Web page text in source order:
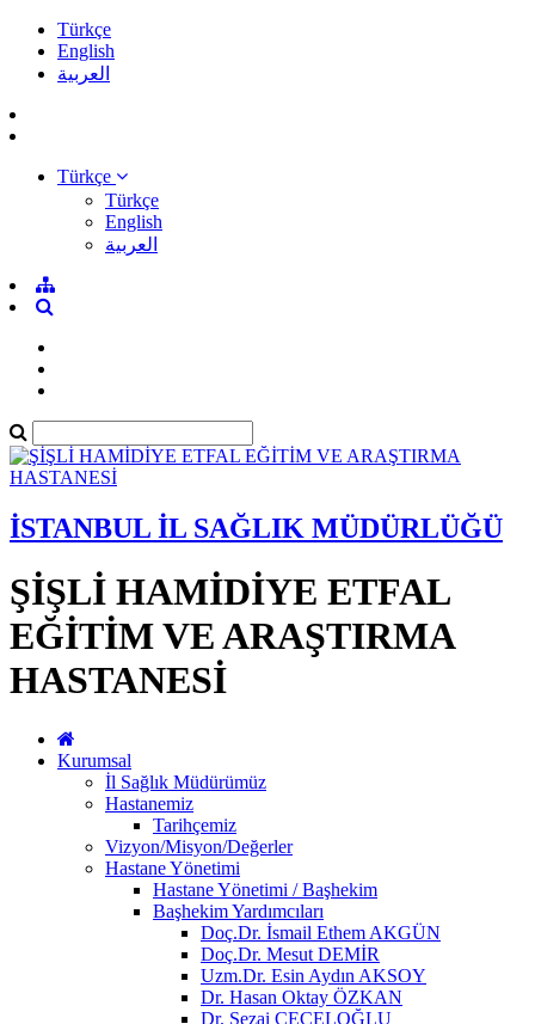
Türkçe
English
العربية
Türkçe
Türkçe
English
العربية
İSTANBUL İL SAĞLIK MÜDÜRLÜĞÜ
ŞİŞLİ HAMİDİYE ETFAL
EĞİTİM VE ARAŞTIRMA
HASTANESİ
Kurumsal
İl Sağlık Müdürümüz
Hastanemiz
Tarihçemiz
Vizyon/Misyon/Değerler
Hastane Yönetimi
Hastane Yönetimi / Başhekim
Başhekim Yardımcıları
Doç.Dr. İsmail Ethem AKGÜN
Doç.Dr. Mesut DEMİR
Uzm.Dr. Esin Aydın AKSOY
Dr. Hasan Oktay ÖZKAN
Dr. Sezai CECELOĞLU